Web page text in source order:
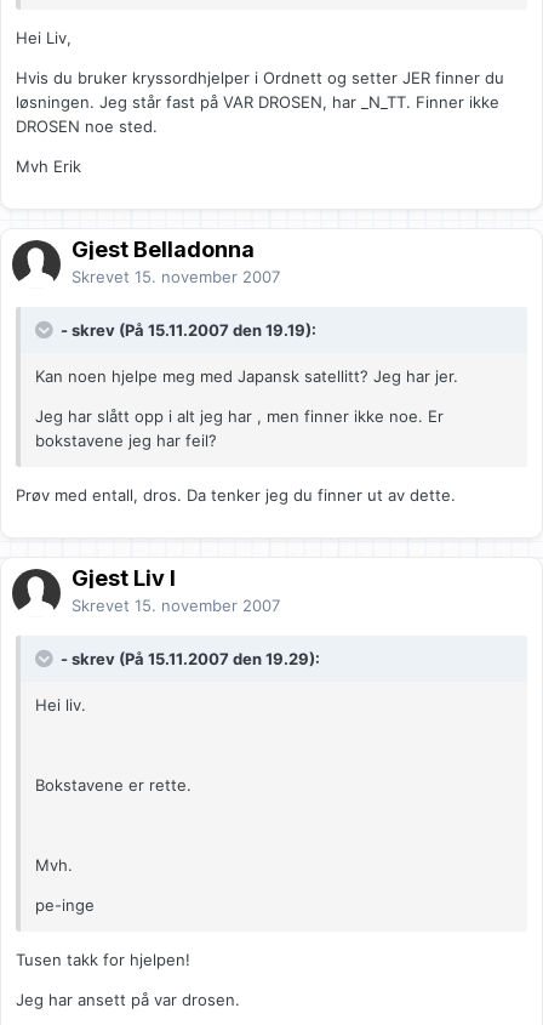
Hei Liv,
Hvis du bruker kryssordhjelper i Ordnett og setter JER finner du
løsningen. Jeg står fast på VAR DROSEN, har _N_TT. Finner ikke
DROSEN noe sted.
Mvh Erik
Gjest Belladonna
Skrevet 15. november 2007
- skrev (På 15.11.2007 den 19.19):
Kan noen hjelpe meg med Japansk satellitt? Jeg har jer.
Jeg har slått opp i alt jeg har , men finner ikke noe. Er
bokstavene jeg har feil?
Prøv med entall, dros. Da tenker jeg du finner ut av dette.
Gjest Liv I
Skrevet 15. november 2007
- skrev (På 15.11.2007 den 19.29):
Hei liv.
Bokstavene er rette.
Mvh.
pe-inge
Tusen takk for hjelpen!
Jeg har ansett på var drosen.